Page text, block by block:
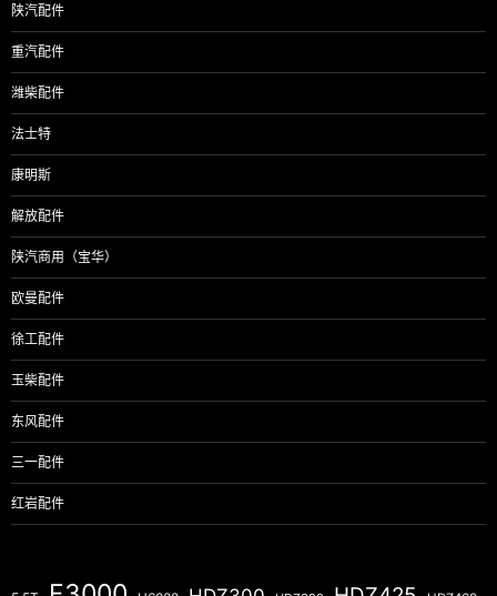
陕汽配件
重汽配件
潍柴配件
法士特
康明斯
解放配件
陕汽商用（宝华）
欧曼配件
徐工配件
玉柴配件
东风配件
三一配件
红岩配件